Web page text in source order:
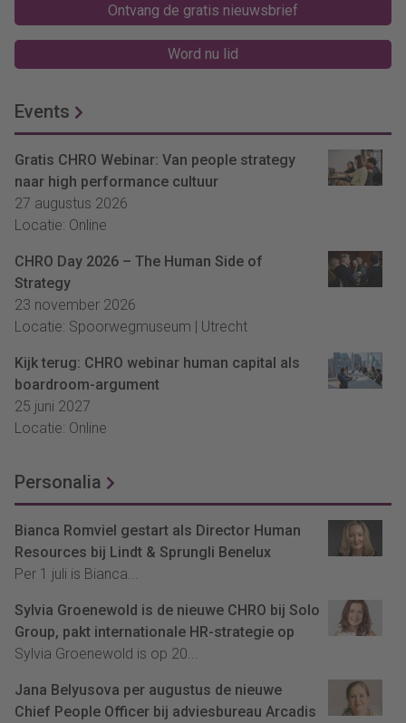
Ontvang de gratis nieuwsbrief
Word nu lid
Events
Gratis CHRO Webinar: Van people strategy
naar high performance cultuur
27 augustus 2026
Locatie: Online
CHRO Day 2026 – The Human Side of
Strategy
23 november 2026
Locatie: Spoorwegmuseum | Utrecht
Kijk terug: CHRO webinar human capital als
boardroom-argument
25 juni 2027
Locatie: Online
Personalia
Bianca Romviel gestart als Director Human
Resources bij Lindt & Sprungli Benelux
Per 1 juli is Bianca...
Sylvia Groenewold is de nieuwe CHRO bij Solo
Group, pakt internationale HR-strategie op
Sylvia Groenewold is op 20...
Jana Belyusova per augustus de nieuwe
Chief People Officer bij adviesbureau Arcadis